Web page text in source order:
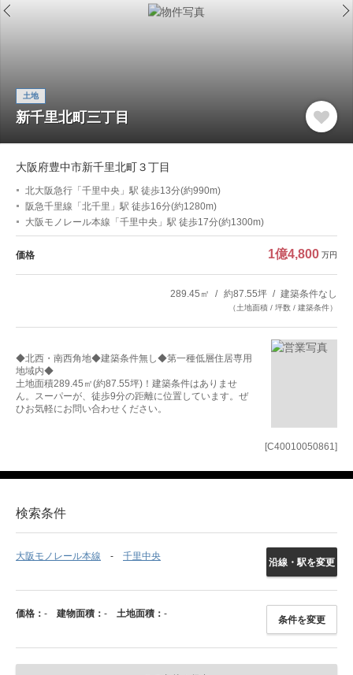
[C40010050861]
土地
新千里北町三丁目
大阪府豊中市新千里北町３丁目
北大阪急行「千里中央」駅 徒歩13分(約990m)
阪急千里線「北千里」駅 徒歩16分(約1280m)
大阪モノレール本線「千里中央」駅 徒歩17分(約1300m)
価格 1億4,800 万円
289.45㎡ 約87.55坪 建築条件なし
（土地面積 / 坪数 / 建築条件）
◆北西・南西角地◆建築条件無し◆第一種低層住居専用
地域内◆
土地面積289.45㎡(約87.55坪)！建築条件はありませ
ん。スーパーが、徒歩9分の距離に位置しています。ぜ
ひお気軽にお問い合わせください。
検索条件
大阪モノレール本線 千里中央
沿線・駅を変更
価格： - 建物面積： - 土地面積： -
条件を変更